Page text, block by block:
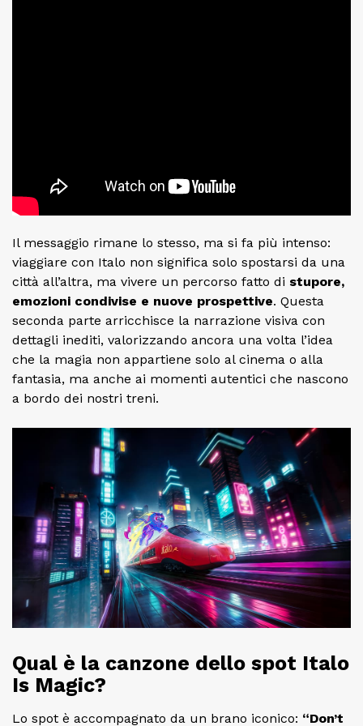
Il messaggio rimane lo stesso, ma si fa più intenso:
viaggiare con Italo non significa solo spostarsi da una
città all’altra, ma vivere un percorso fatto di stupore,
emozioni condivise e nuove prospettive. Questa
seconda parte arricchisce la narrazione visiva con
dettagli inediti, valorizzando ancora una volta l’idea
che la magia non appartiene solo al cinema o alla
fantasia, ma anche ai momenti autentici che nascono
a bordo dei nostri treni.
Qual è la canzone dello spot Italo
Is Magic?
Lo spot è accompagnato da un brano iconico: “Don’t